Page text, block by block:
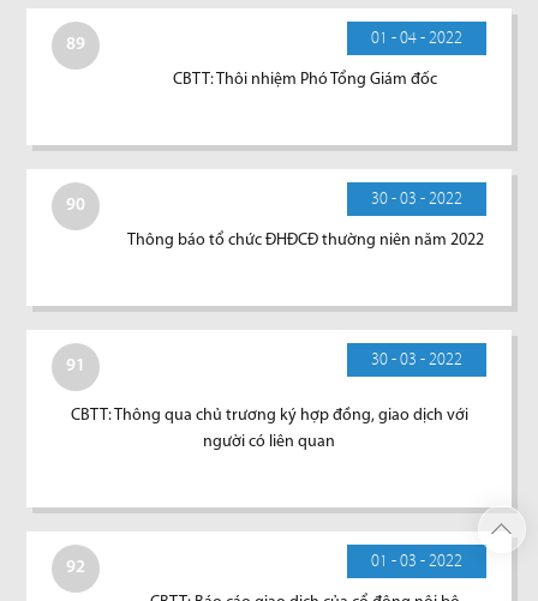
89 01 - 04 - 2022
CBTT: Thôi nhiệm Phó Tổng Giám đốc
90 30 - 03 - 2022
Thông báo tổ chức ĐHĐCĐ thường niên năm 2022
91 30 - 03 - 2022
CBTT: Thông qua chủ trương ký hợp đồng, giao dịch với
người có liên quan
92 01 - 03 - 2022